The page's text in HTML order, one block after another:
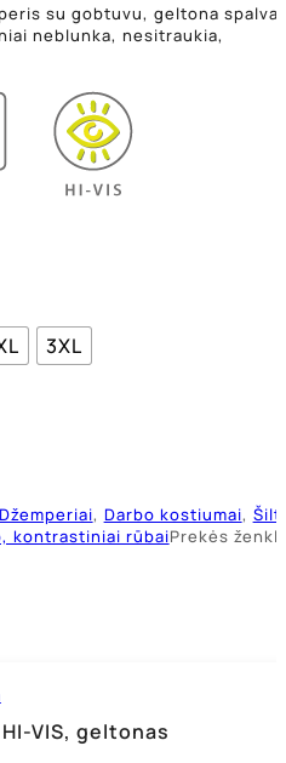
su gobtuvu, geltona spalva.
neblunka, nesitraukia,
3XL
Džemperiai, Darbo kostiumai, Šilti
kontrastiniai rūbaiPrekės
VIS, geltonas